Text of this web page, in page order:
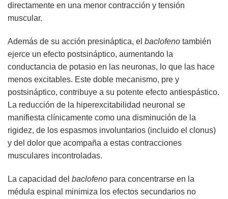
directamente en una menor contracción y tensión
muscular.
Además de su acción presináptica, el baclofeno también
ejerce un efecto postsináptico, aumentando la
conductancia de potasio en las neuronas, lo que las hace
menos excitables. Este doble mecanismo, pre y
postsináptico, contribuye a su potente efecto antiespástico.
La reducción de la hiperexcitabilidad neuronal se
manifiesta clínicamente como una disminución de la
rigidez, de los espasmos involuntarios (incluido el clonus)
y del dolor que acompaña a estas contracciones
musculares incontroladas.
La capacidad del baclofeno para concentrarse en la
médula espinal minimiza los efectos secundarios no